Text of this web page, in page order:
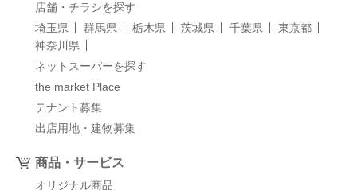
店舗・チラシを探す
埼玉県
群馬県 栃木県 茨城県 千葉県
東京都
神奈川県
ネットスーパーを探す
the market Place
テナント募集
出店用地・建物募集
商品・サービス
オリジナル商品